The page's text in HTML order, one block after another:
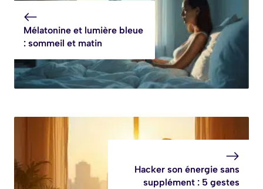
Mélatonine et lumière bleue
: sommeil et matin
Hacker son énergie sans
supplément : 5 gestes